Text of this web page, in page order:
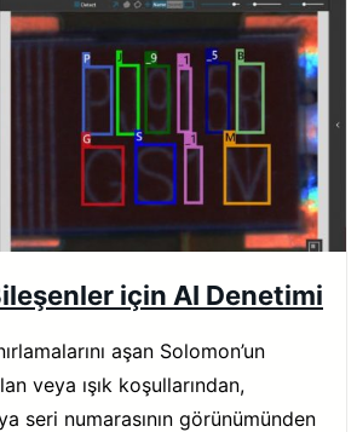
için AI Denetimi
aşan Solomon’un
veya ışık koşullarından,
seri numarasının görünümünden